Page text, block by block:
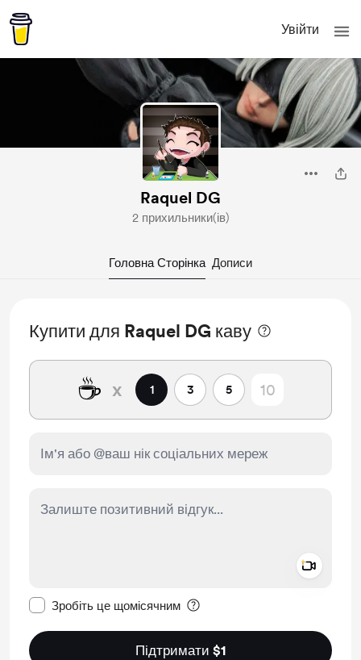
Увійти
Raquel DG
2 прихильники(ів)
Головна Сторінка Дописи
Купити для Raquel DG каву
☕ x 1 3 5
Зробіть це щомісячним
Підтримати $1